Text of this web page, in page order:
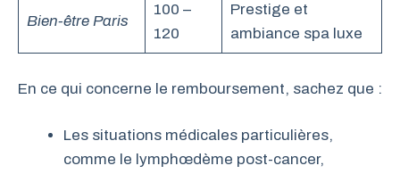
Bien-être Paris
100 –
120
Prestige et
ambiance spa luxe
En ce qui concerne le remboursement, sachez que :
Les situations médicales particulières,
comme le lymphœdème post-cancer,